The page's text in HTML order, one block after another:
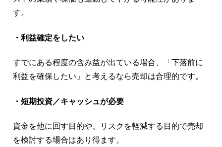
す。
・利益確定をしたい
すでにある程度の含み益が出ている場合、「下落前に
利益を確保したい」と考えるなら売却は合理的です。
・短期投資／キャッシュが必要
資金を他に回す目的や、リスクを軽減する目的で売却
を検討する場合はあり得ます。